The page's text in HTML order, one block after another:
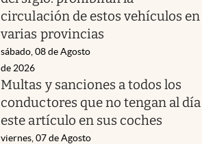
circulación de estos vehículos en
varias provincias
sábado, 08 de Agosto
de 2026
Multas y sanciones a todos los
conductores que no tengan al día
este artículo en sus coches
viernes, 07 de Agosto